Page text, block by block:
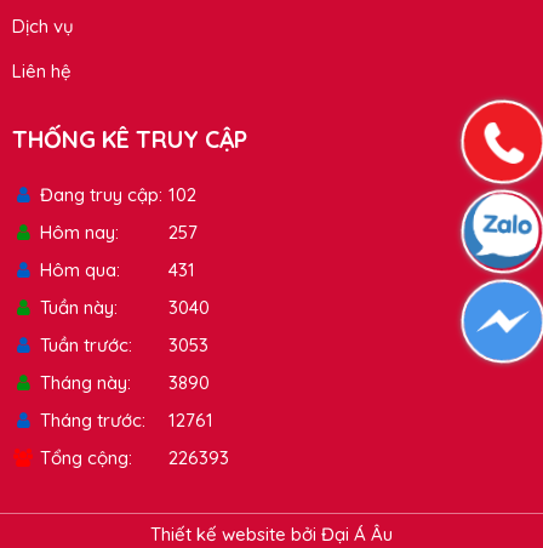
Dịch vụ
Liên hệ
THỐNG KÊ TRUY CẬP
Đang truy cập 102
Hôm nay
257
Hôm qua
431
Tuần này
3040
Tuần trước
3053
Tháng này
3890
Tháng trước
12761
Tổng cộng
226393
Thiết kế website bởi Đại Á Âu